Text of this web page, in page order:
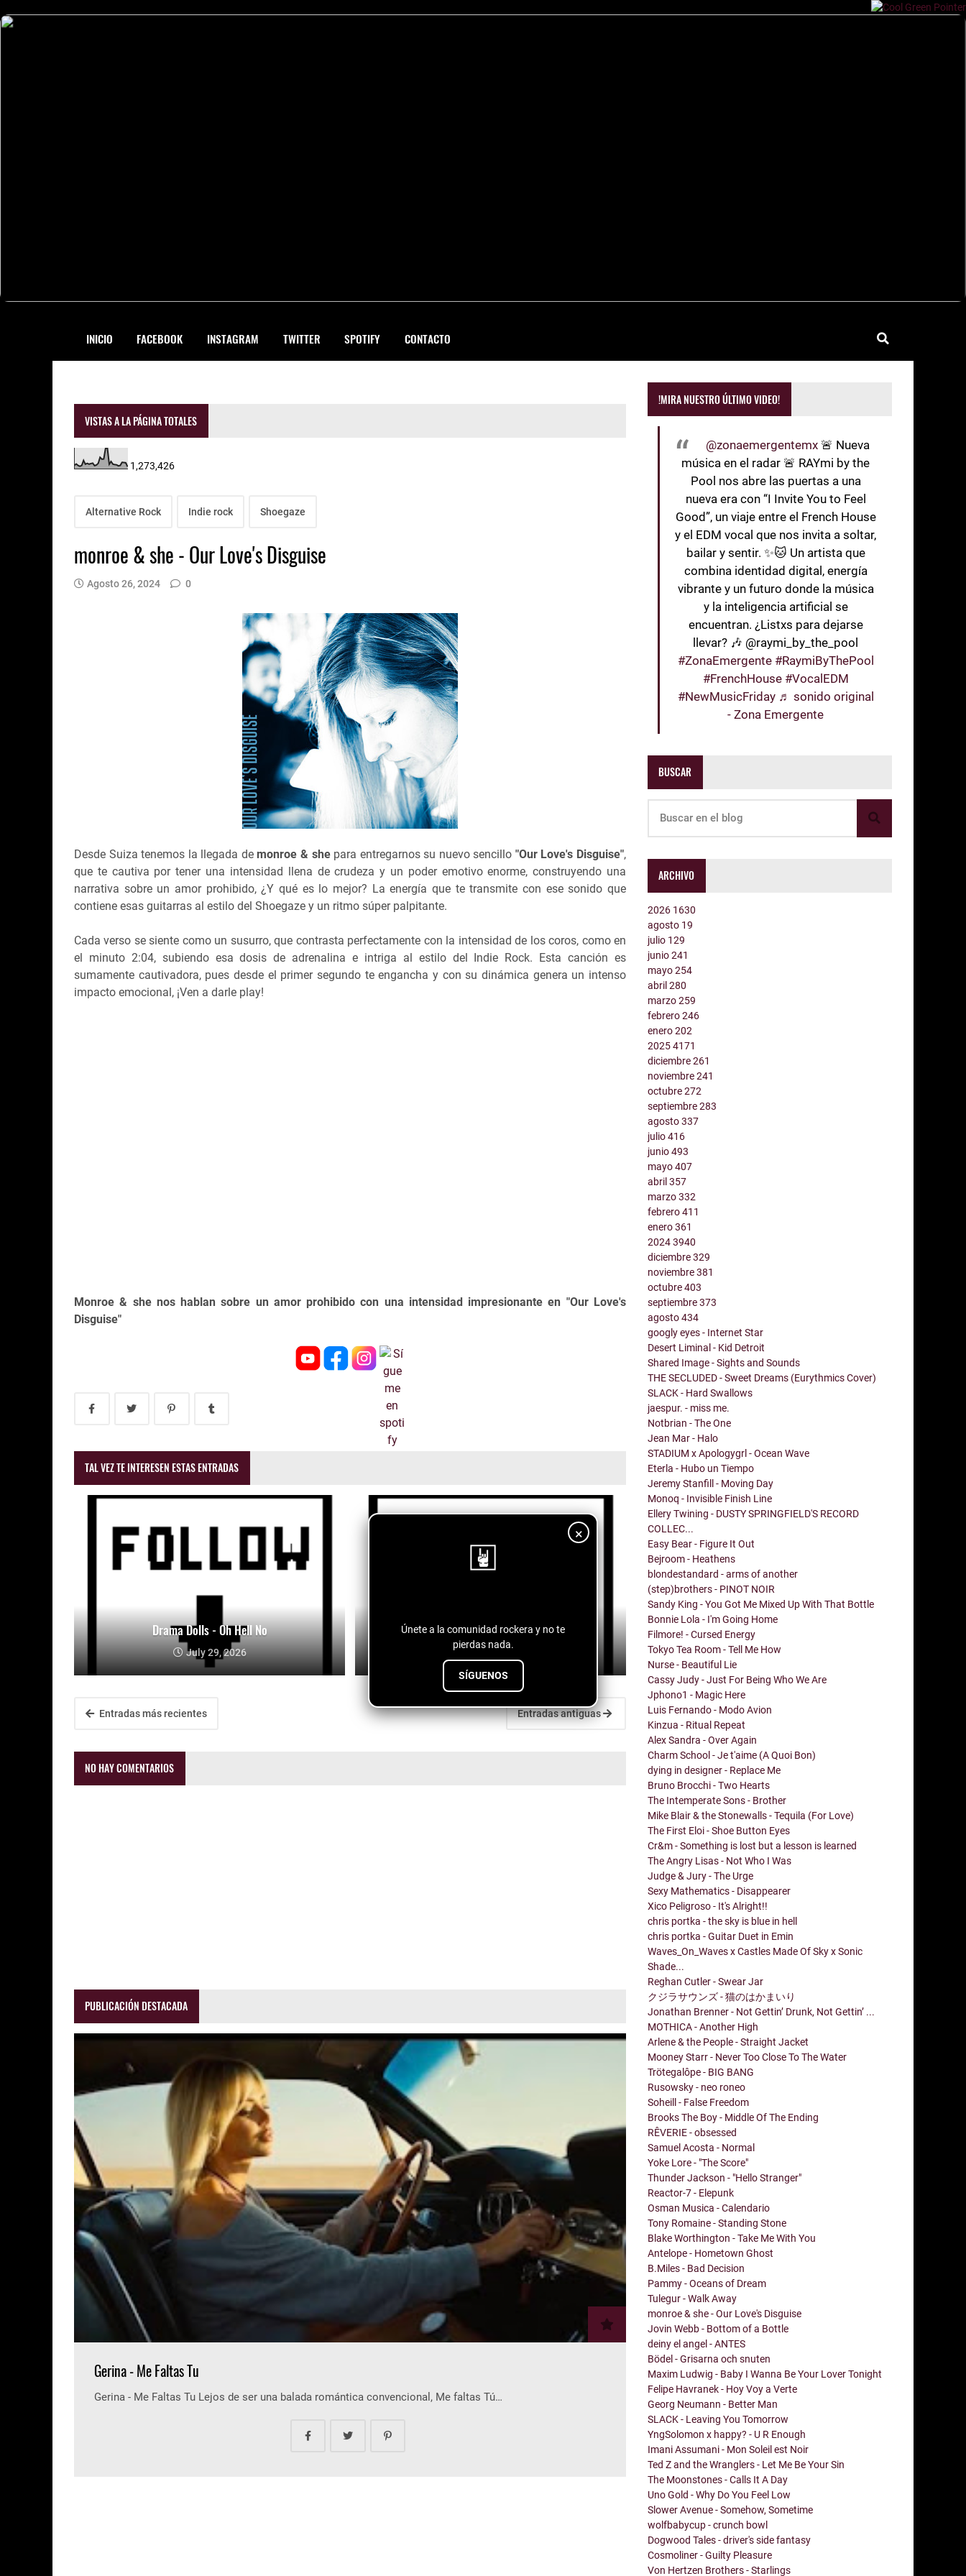
INICIO FACEBOOK INSTAGRAM TWITTER SPOTIFY CONTACTO
×
Únete a la comunidad rockera y no te
pierdas nada.
SÍGUENOS
VISTAS A LA PÁGINA TOTALES
1,273,426
Alternative Rock Indie rock Shoegaze
monroe & she - Our Love's Disguise
Agosto 26, 2024 0
Desde Suiza tenemos la llegada de monroe & she para entregarnos su nuevo sencillo "Our Love's Disguise",
que te cautiva por tener una intensidad llena de crudeza y un poder emotivo enorme, construyendo una
narrativa sobre un amor prohibido, ¿Y qué es lo mejor? La energía que te transmite con ese sonido que
contiene esas guitarras al estilo del Shoegaze y un ritmo súper palpitante.
Cada verso se siente como un susurro, que contrasta perfectamente con la intensidad de los coros, como en
el minuto 2:04, subiendo esa dosis de adrenalina e intriga al estilo del Indie Rock. Esta canción es
sumamente cautivadora, pues desde el primer segundo te engancha y con su dinámica genera un intenso
impacto emocional, ¡Ven a darle play!
Monroe & she nos hablan sobre un amor prohibido con una intensidad impresionante en "Our Love's
Disguise"
TAL VEZ TE INTERESEN ESTAS ENTRADAS
Drama Dolls - Oh Hell No
July 29, 2026
Fuentes de vida - conspiranoico
Entradas más recientes Entradas antiguas
NO HAY COMENTARIOS
PUBLICACIÓN DESTACADA
Gerina - Me Faltas Tu
Gerina - Me Faltas Tu Lejos de ser una balada romántica convencional, Me faltas Tú…
!MIRA NUESTRO ÚLTIMO VIDEO!
@zonaemergentemx 🚨 Nueva
música en el radar 🚨 RAYmi by the
Pool nos abre las puertas a una
nueva era con “I Invite You to Feel
Good”, un viaje entre el French House
y el EDM vocal que nos invita a soltar,
bailar y sentir. ✨🐱 Un artista que
combina identidad digital, energía
vibrante y un futuro donde la música
y la inteligencia artificial se
encuentran. ¿Listxs para dejarse
llevar? 🎶 @raymi_by_the_pool
#ZonaEmergente #RaymiByThePool
#FrenchHouse #VocalEDM
#NewMusicFriday ♬ sonido original
- Zona Emergente
BUSCAR
ARCHIVO
2026 1630
agosto 19
julio 129
junio241
mayo254
abril280
marzo259
febrero246
enero202
20254171
diciembre261
noviembre241
octubre272
septiembre283
agosto337
julio416
junio493
mayo407
abril357
marzo332
febrero411
enero361
20243940
diciembre329
noviembre381
octubre403
septiembre373
agosto434
googly eyes - Internet Star
Desert Liminal - Kid Detroit
Shared Image - Sights and Sounds
THE SECLUDED - Sweet Dreams (Eurythmics Cover)
SLACK - Hard Swallows
jaespur. - miss me.
Notbrian - The One
Jean Mar - Halo
STADIUM x Apologygrl - Ocean Wave
Eterla - Hubo un Tiempo
Jeremy Stanfill - Moving Day
Monoq - Invisible Finish Line
Ellery Twining - DUSTY SPRINGFIELD'S RECORD
COLLEC...
Easy Bear - Figure It Out
Bejroom - Heathens
blondestandard - arms of another
(step)brothers - PINOT NOIR
Sandy King - You Got Me Mixed Up With That Bottle
Bonnie Lola - I'm Going Home
Filmore! - Cursed Energy
Tokyo Tea Room - Tell Me How
Nurse - Beautiful Lie
Cassy Judy - Just For Being Who We Are
Jphono1 - Magic Here
Luis Fernando - Modo Avion
Kinzua - Ritual Repeat
Alex Sandra - Over Again
Charm School - Je t'aime (A Quoi Bon)
dying in designer - Replace Me
Bruno Brocchi - Two Hearts
The Intemperate Sons - Brother
Mike Blair & the Stonewalls - Tequila (For Love)
The First Eloi - Shoe Button Eyes
Cr&m - Something is lost but a lesson is learned
The Angry Lisas - Not Who I Was
Judge & Jury - The Urge
Sexy Mathematics - Disappearer
Xico Peligroso - It's Alright!!
chris portka - the sky is blue in hell
chris portka - Guitar Duet in Emin
Waves_On_Waves x Castles Made Of Sky x Sonic
Shade...
Reghan Cutler - Swear Jar
クジラサウンズ - 猫のはかまいり
Jonathan Brenner - Not Gettin’ Drunk, Not Gettin’ ...
MOTHICA - Another High
Arlene & the People - Straight Jacket
Mooney Starr - Never Too Close To The Water
Trötegalôpe - BIG BANG
Rusowsky - neo roneo
Soheill - False Freedom
Brooks The Boy - Middle Of The Ending
RÊVERIE - obsessed
Samuel Acosta - Normal
Yoke Lore - "The Score"
Thunder Jackson - "Hello Stranger"
Reactor-7 - Elepunk
Osman Musica - Calendario
Tony Romaine - Standing Stone
Blake Worthington - Take Me With You
Antelope - Hometown Ghost
B.Miles - Bad Decision
Pammy - Oceans of Dream
Tulegur - Walk Away
monroe & she - Our Love's Disguise
Jovin Webb - Bottom of a Bottle
deiny el angel - ANTES
Bödel - Grisarna och snuten
Maxim Ludwig - Baby I Wanna Be Your Lover Tonight
Felipe Havranek - Hoy Voy a Verte
Georg Neumann - Better Man
SLACK - Leaving You Tomorrow
YngSolomon x happy? - U R Enough
Imani Assumani - Mon Soleil est Noir
Ted Z and the Wranglers - Let Me Be Your Sin
The Moonstones - Calls It A Day
Uno Gold - Why Do You Feel Low
Slower Avenue - Somehow, Sometime
wolfbabycup - crunch bowl
Dogwood Tales - driver's side fantasy
Cosmoliner - Guilty Pleasure
Von Hertzen Brothers - Starlings